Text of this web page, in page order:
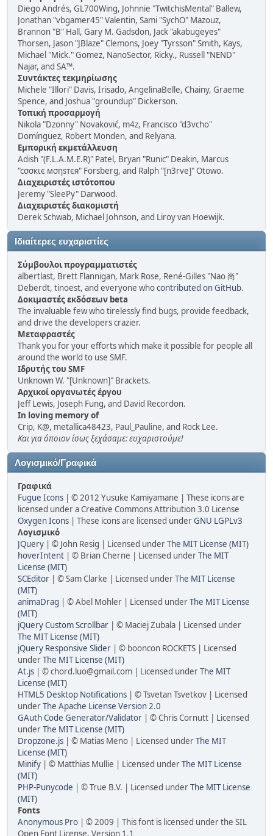
Diego Andrés, GL700Wing, Johnnie "TwitchisMental" Ballew,
Jonathan "vbgamer45" Valentin, Sami "SychO" Mazouz,
Brannon "B" Hall, Gary M. Gadsdon, Jack "akabugeyes"
Thorsen, Jason "JBlaze" Clemons, Joey "Tyrsson" Smith, Kays,
Michael "Mick." Gomez, NanoSector, Ricky., Russell "NEND"
Najar, and SA™.
Συντάκτες τεκμηρίωσης
Michele "Illori" Davis, Irisado, AngelinaBelle, Chainy, Graeme
Spence, and Joshua "groundup" Dickerson.
Τοπική προσαρμογή
Nikola "Dzonny" Novaković, m4z, Francisco "d3vcho"
Domínguez, Robert Monden, and Relyana.
Εμπορική εκμετάλλευση
Adish "(F.L.A.M.E.R)" Patel, Bryan "Runic" Deakin, Marcus
"cσσкιє мσηѕтєя" Forsberg, and Ralph "[n3rve]" Otowo.
Διαχειριστές ιστότοπου
Jeremy "SleePy" Darwood.
Διαχειριστές διακομιστή
Derek Schwab, Michael Johnson, and Liroy van Hoewijk.
Ιδιαίτερες ευχαριστίες
Σύμβουλοι προγραμματιστές
albertlast, Brett Flannigan, Mark Rose, René-Gilles "Nao 尚"
Deberdt, tinoest, and everyone whocontributed on GitHub.
Δοκιμαστές εκδόσεων beta
The invaluable few who tirelessly find bugs, provide feedback,
and drive the developers crazier.
Μεταφραστές
Thank you for your efforts which make it possible for people all
around the world to use SMF.
Ιδρυτής του SMF
Unknown W. "[Unknown]" Brackets.
Αρχικοί οργανωτές έργου
Jeff Lewis, Joseph Fung, and David Recordon.
In loving memory of
Crip, K@, metallica48423, Paul_Pauline, and Rock Lee.
Και για όποιον ίσως ξεχάσαμε: ευχαριστούμε!
Λογισμικό/Γραφικά
Γραφικά
Fugue Icons | © 2012 Yusuke Kamiyamane | These icons are
licensed under a Creative Commons Attribution 3.0 License
Oxygen Icons | These icons are licensed underGNU LGPLv3
Λογισμικό
JQuery | © John Resig | Licensed underThe MIT License (MIT)
hoverIntent | © Brian Cherne | Licensed underThe MIT
License (MIT)
SCEditor | © Sam Clarke | Licensed underThe MIT License
(MIT)
animaDrag | © Abel Mohler | Licensed underThe MIT License
(MIT)
jQuery Custom Scrollbar | © Maciej Zubala | Licensed under
The MIT License (MIT)
jQuery Responsive Slider | © booncon ROCKETS | Licensed
underThe MIT License (MIT)
At.js | © chord.luo@gmail.com | Licensed underThe MIT
License (MIT)
HTML5 Desktop Notifications | © Tsvetan Tsvetkov | Licensed
underThe Apache License Version 2.0
GAuth Code Generator/Validator | © Chris Cornutt | Licensed
underThe MIT License (MIT)
Dropzone.js | © Matias Meno | Licensed underThe MIT
License (MIT)
Minify | © Matthias Mullie | Licensed underThe MIT License
(MIT)
PHP-Punycode | © True B.V. | Licensed underThe MIT License
(MIT)
Fonts
Anonymous Pro | © 2009 | This font is licensed under the SIL
Open Font License, Version 1.1